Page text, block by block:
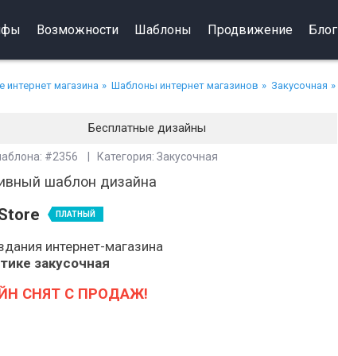
Возможности Шаблоны Продвижение Блог
интернет магазина Шаблоны интернет магазинов Закусочная
Бесплатные дизайны
#2356 | Категория: Закусочная
шаблон дизайна
ПЛАТНЫЙ
интернет-магазина
закусочная
СНЯТ С ПРОДАЖ!